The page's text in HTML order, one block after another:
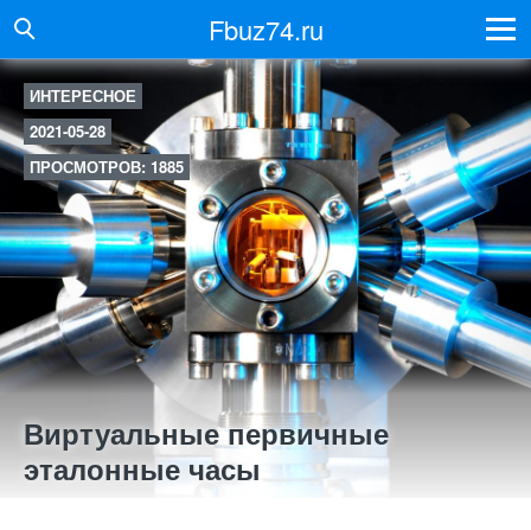
Fbuz74.ru
ИНТЕРЕСНОЕ
2021-05-28
ПРОСМОТРОВ: 1885
Виртуальные первичные
эталонные часы